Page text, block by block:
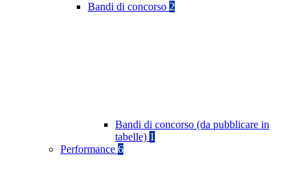
Bandi di concorso 2
Bandi di concorso (da pubblicare in
tabelle) 1
Performance 6